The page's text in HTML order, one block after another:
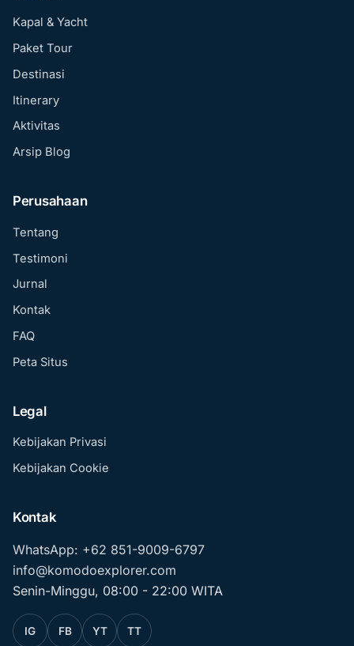
Kapal & Yacht
Paket Tour
Destinasi
Itinerary
Aktivitas
Arsip Blog
Perusahaan
Tentang
Testimoni
Jurnal
Kontak
FAQ
Peta Situs
Legal
Kebijakan Privasi
Kebijakan Cookie
Kontak
WhatsApp: +62 851-9009-6797
info@komodoexplorer.com
Senin-Minggu, 08:00 - 22:00 WITA
IG FB YT TT